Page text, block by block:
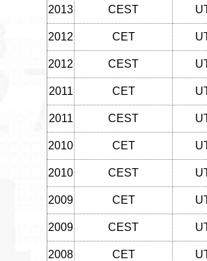
2013
CEST
2012
CET
2012
CEST
2011
CET
2011
CEST
2010
CET
2010
CEST
2009
CET
2009
CEST
2008
CET